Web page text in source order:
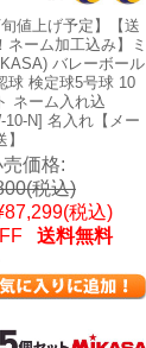
旬値上げ予定】【送
ネーム加工込み】ミ
バレーボール
球 検定球5号球 10
ネーム入れ込
10-N] 名入れ【メー
価格:
(税込)
(税込)
送料無料